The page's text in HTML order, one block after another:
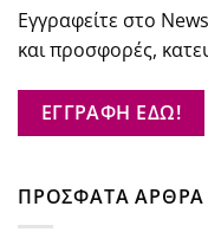
Εγγραφείτε στο
και προσφορές,
ΕΓΓΡΑΦΗ ΕΔΩ!
ΠΡΟΣΦΑΤΑ ΑΡΘΡΑ